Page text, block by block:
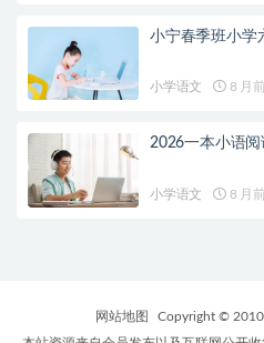
小宁春季班小学
小学语文 8 月前
2026一本小语
小学语文 8 月前
网站地图 Copyright ©